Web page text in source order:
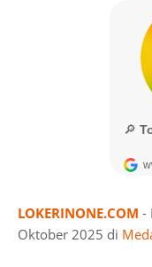
LOKERINONE.COM -
Oktober 2025 di